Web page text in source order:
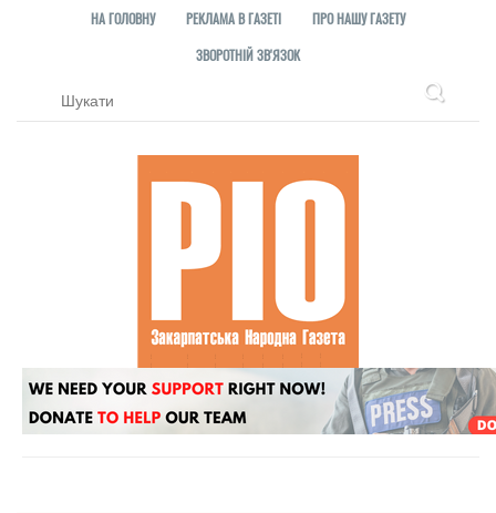
НА ГОЛОВНУ РЕКЛАМА В ГАЗЕТІ
ПРО НАШУ ГАЗЕТУ
ЗВОРОТНІЙ ЗВ'ЯЗОК